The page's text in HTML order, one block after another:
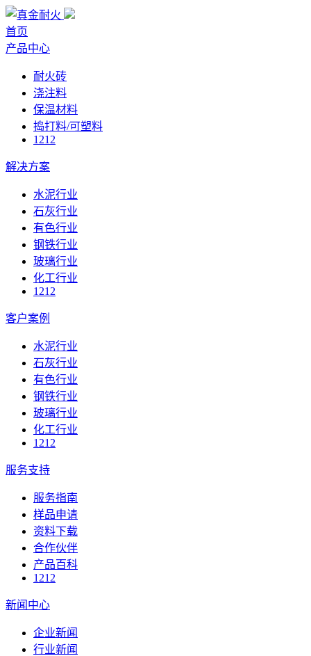
首页
产品中心
耐火砖
浇注料
保温材料
捣打料/可塑料
1212
解决方案
水泥行业
石灰行业
有色行业
钢铁行业
玻璃行业
化工行业
1212
客户案例
水泥行业
石灰行业
有色行业
钢铁行业
玻璃行业
化工行业
1212
服务支持
服务指南
样品申请
资料下载
合作伙伴
产品百科
1212
新闻中心
企业新闻
行业新闻